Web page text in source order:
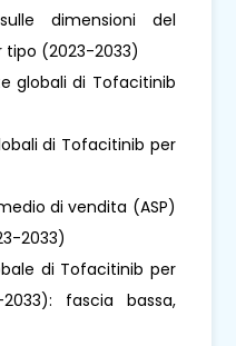
dimensioni del
(2023-2033)
globali di Tofacitinib
di Tofacitinib per
di vendita (ASP)
2033)
di Tofacitinib per
fascia bassa,